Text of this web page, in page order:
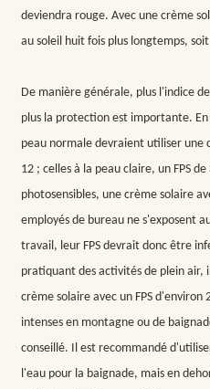
deviendra rouge. Avec une crème
au soleil huit fois plus longtemps,
De manière générale, plus l'indice
plus la protection est importante.
peau normale devraient utiliser une
12 ; celles à la peau claire, un FPS
photosensibles, une crème solaire
employés de bureau ne s'exposent
travail, leur FPS devrait donc être
pratiquant des activités de plein air,
crème solaire avec un FPS d'environ
intenses en montagne ou de
conseillé. Il est recommandé
l'eau pour la baignade, mais en